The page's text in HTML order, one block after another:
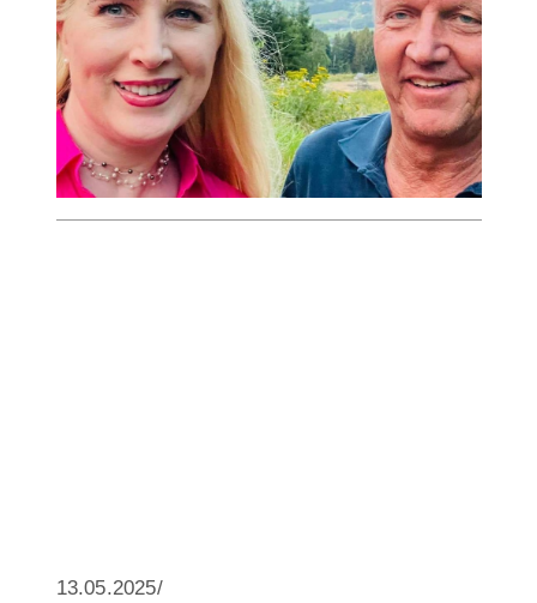
13.05.2025/